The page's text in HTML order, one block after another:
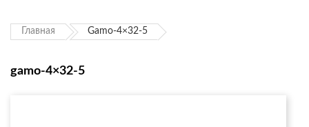
Главная Gamo-4×32-5
gamo-4×32-5